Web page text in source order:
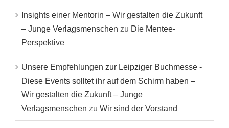
Insights einer Mentorin – Wir gestalten die Zukunft
– Junge Verlagsmenschen zu Die Mentee-
Perspektive
Unsere Empfehlungen zur Leipziger Buchmesse -
Diese Events solltet ihr auf dem Schirm haben –
Wir gestalten die Zukunft – Junge
Verlagsmenschen zu Wir sind der Vorstand